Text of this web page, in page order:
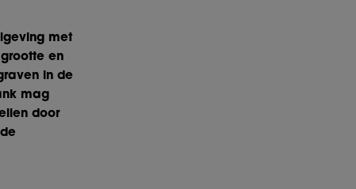
met
en
in de
mag
door